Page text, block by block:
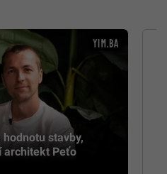
stavby,
architekt Peťo